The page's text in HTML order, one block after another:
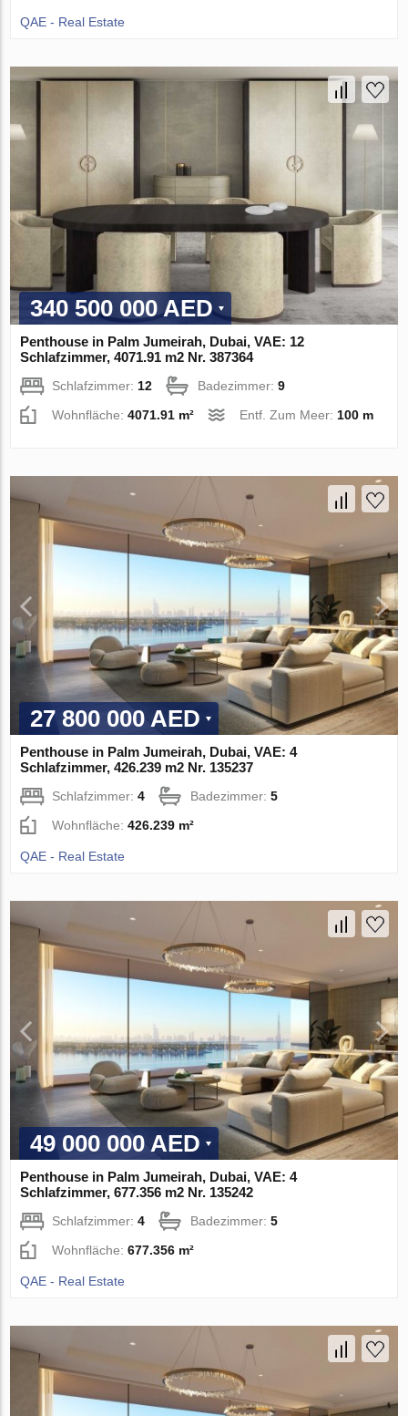
QAE - Real Estate
340 500 000 AED
Penthouse in Palm Jumeirah, Dubai, VAE: 12
Schlafzimmer, 4071.91 m2 Nr. 387364
Schlafzimmer:12 Badezimmer:9
Wohnfläche:4071.91 m² Entf. Zum Meer:100 m
27 800 000 AED
Penthouse in Palm Jumeirah, Dubai, VAE: 4
Schlafzimmer, 426.239 m2 Nr. 135237
Schlafzimmer:4 Badezimmer:5
Wohnfläche:426.239 m²
QAE - Real Estate
49 000 000 AED
Penthouse in Palm Jumeirah, Dubai, VAE: 4
Schlafzimmer, 677.356 m2 Nr. 135242
Schlafzimmer:4 Badezimmer:5
Wohnfläche:677.356 m²
QAE - Real Estate